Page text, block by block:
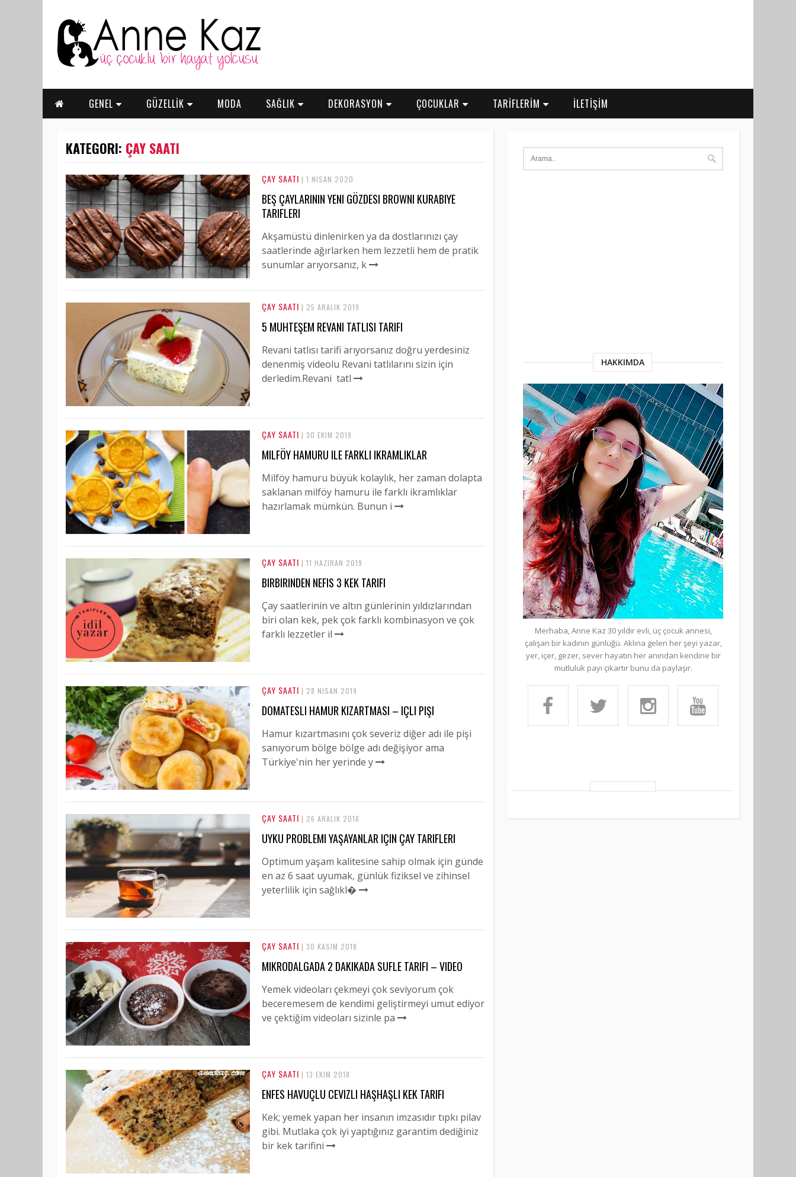
GENEL GÜZELLİK MODA SAĞLIK DEKORASYON ÇOCUKLAR TARİFLERİM İLETİŞİM
KATEGORI: ÇAY SAATI
ÇAY SAATI | 1 NISAN 2020
BEŞ ÇAYLARININ YENI GÖZDESI BROWNI KURABIYE
TARIFLERI
Akşamüstü dinlenirken ya da dostlarınızı çay
saatlerinde ağırlarken hem lezzetli hem de pratik
sunumlar arıyorsanız, k
ÇAY SAATI | 25 ARALIK 2019
5 MUHTEŞEM REVANI TATLISI TARIFI
Revani tatlısı tarifi arıyorsanız doğru yerdesiniz
denenmiş videolu Revani tatlılarını sizin için
derledim.Revani tatl
ÇAY SAATI | 30 EKIM 2019
MILFÖY HAMURU ILE FARKLI IKRAMLIKLAR
Milföy hamuru büyük kolaylık, her zaman dolapta
saklanan milföy hamuru ile farklı ikramlıklar
hazırlamak mümkün. Bunun i
ÇAY SAATI | 11 HAZIRAN 2019
BIRBIRINDEN NEFIS 3 KEK TARIFI
Çay saatlerinin ve altın günlerinin yıldızlarından
biri olan kek, pek çok farklı kombinasyon ve çok
farklı lezzetler il
ÇAY SAATI | 28 NISAN 2019
DOMATESLI HAMUR KIZARTMASI – IÇLI PIŞI
Hamur kızartmasını çok severiz diğer adı ile pişi
sanıyorum bölge bölge adı değişiyor ama
Türkiye'nin her yerinde y
ÇAY SAATI | 26 ARALIK 2018
UYKU PROBLEMI YAŞAYANLAR IÇIN ÇAY TARIFLERI
Optimum yaşam kalitesine sahip olmak için günde
en az 6 saat uyumak, günlük fiziksel ve zihinsel
yeterlilik için sağlıkl�
ÇAY SAATI | 30 KASIM 2018
MIKRODALGADA 2 DAKIKADA SUFLE TARIFI – VIDEO
Yemek videoları çekmeyi çok seviyorum çok
beceremesem de kendimi geliştirmeyi umut ediyor
ve çektiğim videoları sizinle pa
ÇAY SAATI | 13 EKIM 2018
ENFES HAVUÇLU CEVIZLI HAŞHAŞLI KEK TARIFI
Kek; yemek yapan her insanın imzasıdır tıpkı pilav
gibi. Mutlaka çok iyi yaptığınız garantim dediğiniz
bir kek tarifini
HAKKIMDA
Merhaba, Anne Kaz 30 yıldır evli, üç çocuk annesi,
çalışan bir kadının günlüğü. Aklına gelen her şeyi yazar,
yer, içer, gezer, sever hayatın her anından kendine bir
mutluluk payı çıkartır bunu da paylaşır.